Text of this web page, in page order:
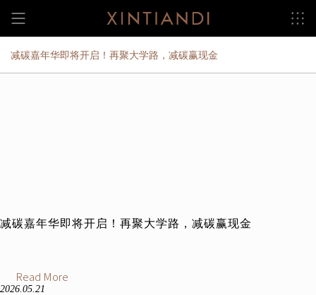
减碳嘉年华即将开启！再聚大学路，减碳赢现金
减碳嘉年华即将开启！再聚大学路，减碳赢现金
2026.05.21
Read More